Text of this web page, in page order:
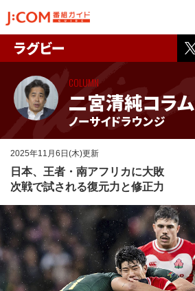
ラグビー
二宮清純コラム
ノーサイドラウンジ
COLUMN
2025年11月6日(木)更新
日本、王者・南アフリカに大敗
次戦で試される復元力と修正力